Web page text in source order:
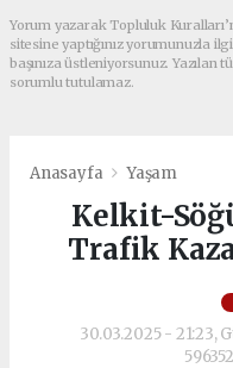
Yorum yazarak Topluluk
sitesine yaptığınız yorumunuzla
başınıza üstleniyorsunuz.
sorumlu tutulamaz.
Anasayfa Yaşam
Kelkit-
Trafik
30.03.2025 - 21:23,